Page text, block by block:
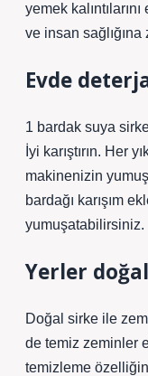
yemek
ve insan
Evde
1 bardak suya
İyi karıştırın. Her
makinenizin
bardağı karışım
yumuşatabilirsiniz.
Yerler
Doğal sirke ile
de temiz zeminler
temizleme